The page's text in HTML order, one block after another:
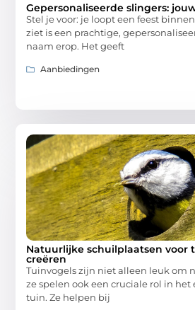
Gepersonaliseerde slingers:
Stel je voor: je loopt een feest
ziet is een prachtige,
naam erop. Het geeft
Aanbiedingen
Natuurlijke schuilplaatsen voor
creëren
Tuinvogels zijn niet alleen leuk om
ze spelen ook een cruciale rol in het
tuin. Ze helpen bij